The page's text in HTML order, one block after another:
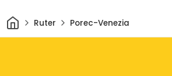
HjemRuter Porec-Venezia